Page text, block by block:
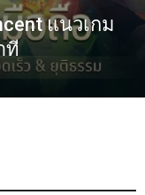
แนวเกม
ที